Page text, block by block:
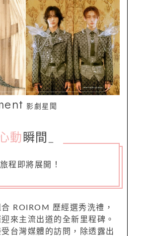
影劇星聞
動 瞬間
程即將展開！
ROIROM 歷經選秀洗禮，
來主流出道的全新里程碑。
台灣媒體的訪問，除透露出